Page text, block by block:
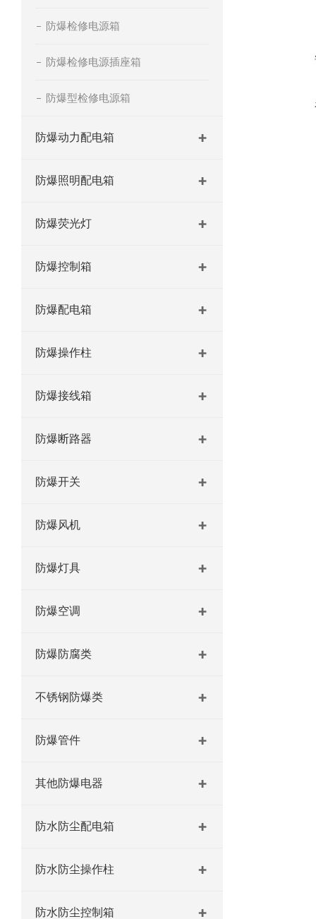
防爆检修电源箱
防爆检修电源插座箱
防爆型检修电源箱
防爆动力配电箱
防爆照明配电箱
防爆荧光灯
防爆控制箱
防爆配电箱
防爆操作柱
防爆接线箱
防爆断路器
防爆开关
防爆风机
防爆灯具
防爆空调
防爆防腐类
不锈钢防爆类
防爆管件
其他防爆电器
防水防尘配电箱
防水防尘操作柱
防水防尘控制箱